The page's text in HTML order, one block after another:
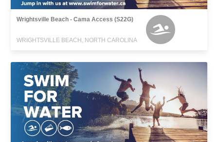
Wrightsville Beach - Cama Access (S22G)
WRIGHTSVILLE BEACH, NORTH CAROLINA